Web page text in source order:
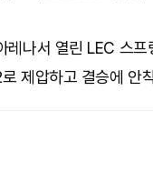
레나서 열린 LEC 스프
제압하고 결승에 안